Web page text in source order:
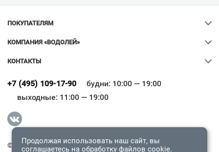
ПОКУПАТЕЛЯМ
КОМПАНИЯ «ВОДОЛЕЙ»
КОНТАКТЫ
+7 (495) 109-17-90
будни: 10:00 — 19:00
выходные: 11:00 — 19:00
© 2009-2026 «Водолей Онлайн». Все права защищены.
Всё верно
Продолжая использовать наш сайт, вы
соглашаетесь на обработку файлов cookie.